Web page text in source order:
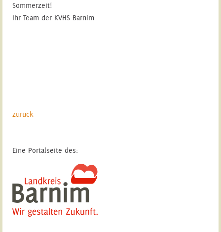
Sommerzeit!
Ihr Team der KVHS Barnim
zurück
Eine Portalseite des: